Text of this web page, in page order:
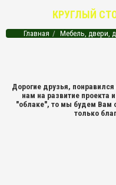
КРУГЛЫЙ
Главная Мебель, двери,
Дорогие друзья,
нам на развитие проекта
"облаке", то мы будем Вам
только